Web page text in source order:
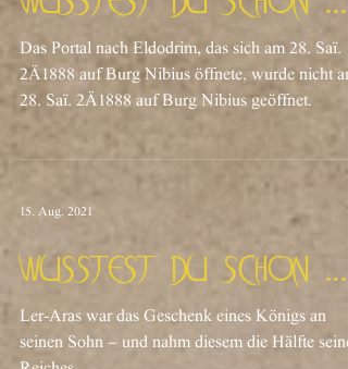
15. Nov. 2021
Wusstest du schon ...?
Das Portal nach Eldodrim, das sich am 28. Saï.
2Ä1888 auf Burg Nibius öffnete, wurde nicht am
28. Saï. 2Ä1888 auf Burg Nibius geöffnet.
15. Aug. 2021
Wusstest du schon ...?